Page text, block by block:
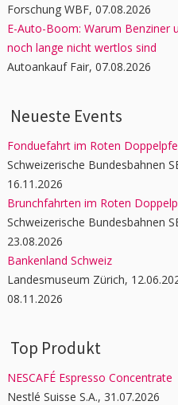
Forschung WBF, 07.08.2026
E-Auto-Boom: Warum Benziner
noch lange nicht wertlos sind
Autoankauf Fair, 07.08.2026
Neueste Events
Fonduefahrt im Roten
Schweizerische Bundesbahnen
16.11.2026
Brunchfahrten im Roten
Schweizerische Bundesbahnen
23.08.2026
Bankenland Schweiz
Landesmuseum Zürich,
08.11.2026
Top Produkt
NESCAFÉ Espresso Concentrate
Nestlé Suisse S.A., 31.07.2026